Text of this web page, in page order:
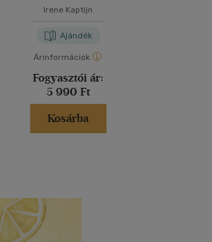
Irene Kaptijn
Ajándék
Árinformációk
Fogyasztói ár:
5 990 Ft
Kosárba